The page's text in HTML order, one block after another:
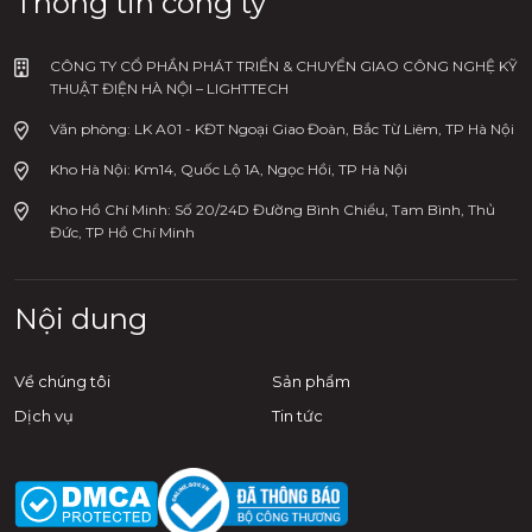
CÔNG TY CỔ PHẦN PHÁT TRIỂN & CHUYỂN GIAO CÔNG NGHỆ KỸ
THUẬT ĐIỆN HÀ NỘI – LIGHTTECH
Văn phòng: LK A01 - KĐT Ngoại Giao Đoàn, Bắc Từ Liêm, TP Hà Nội
Kho Hà Nội: Km14, Quốc Lộ 1A, Ngọc Hồi, TP Hà Nội
Kho Hồ Chí Minh: Số 20/24D Đường Bình Chiểu, Tam Bình, Thủ
Đức, TP Hồ Chí Minh
Nội dung
Về chúng tôi
Sản phẩm
Dịch vụ
Tin tức